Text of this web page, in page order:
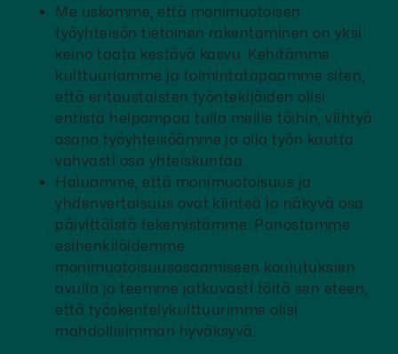
Me uskomme, että monimuotoisen
työyhteisön tietoinen rakentaminen on yksi
keino taata kestävä kasvu. Kehitämme
kulttuuriamme ja toimintatapaamme siten,
että eritaustaisten työntekijöiden olisi
entistä helpompaa tulla meille töihin, viihtyä
osana työyhteisöämme ja olla työn kautta
vahvasti osa yhteiskuntaa.
Haluamme, että monimuotoisuus ja
yhdenvertaisuus ovat kiinteä ja näkyvä osa
päivittäistä tekemistämme. Panostamme
esihenkilöidemme
monimuotoisuusosaamiseen koulutuksien
avulla ja teemme jatkuvasti töitä sen eteen,
että työskentelykulttuurimme olisi
mahdollisimman hyväksyvä.